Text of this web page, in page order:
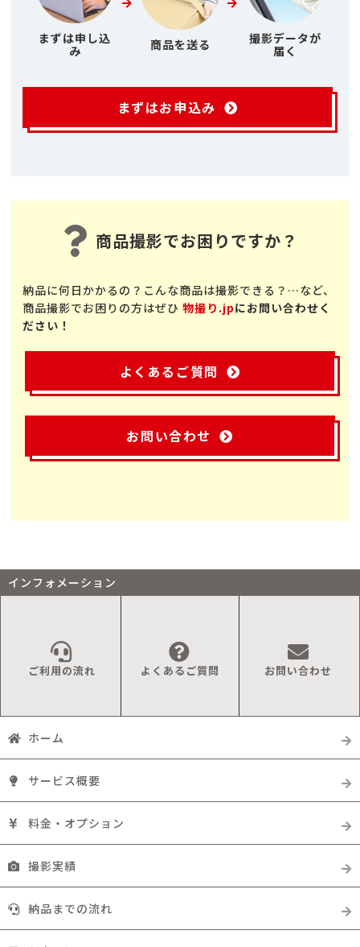
まずは申し込
み
商品を送る
撮影データが
届く
まずはお申込み
商品撮影でお困りですか？
納品に何日かかるの？こんな商品は撮影できる？…など、
商品撮影でお困りの方はぜひ 物撮り.jpにお問い合わせく
ださい！
よくあるご質問
お問い合わせ
インフォメーション
ご利用の流れ よくあるご質問 お問い合わせ
ホーム
サービス概要
料金・オプション
撮影実績
納品までの流れ